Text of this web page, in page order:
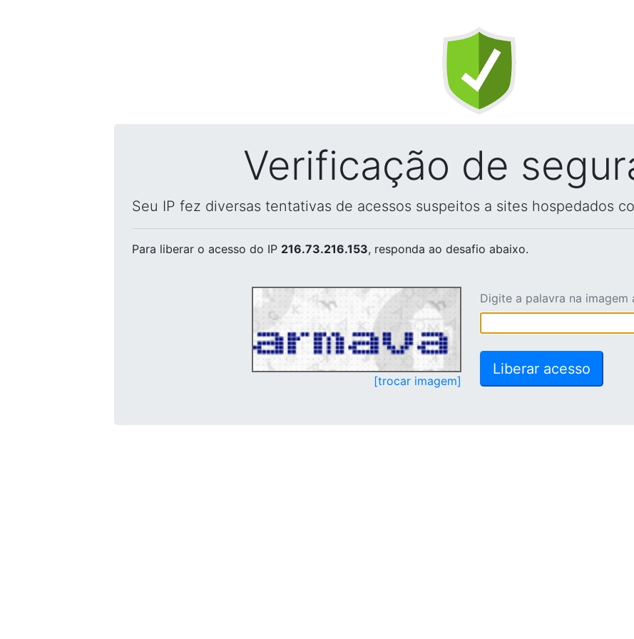
Verificação de
Seu IP fez diversas tentativas de acessos suspeitos a sites hospedados
Para liberar o acesso do IP 216.73.216.153, responda ao desafio abaixo.
[trocar imagem]
Digite a palavra na